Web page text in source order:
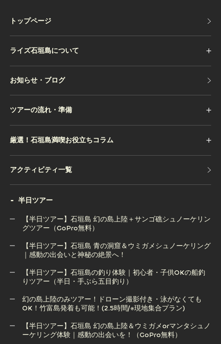
トップページ
ライズ石垣島について
お知らせ・ブログ
ツアーの流れ・準備
厳選！石垣島満喫お役立ちコラム
アクティビティ一覧
半日ツアー
【半日ツアー】石垣島 幻の島上陸＋サンゴ礁シュノーケリン
グツアー（GoPro無料）
【半日ツアー】石垣島 幻の島上陸＋サンゴ礁シュノーケリン
グツアー（GoPro無料）
【半日ツアー】石垣島 青の洞窟＆ウミガメシュノーケリング
｜感動の出会いと神秘の絶景へ！
【半日ツアー】石垣島 青の洞窟＆ウミガメシュノーケリング
【半日ツアー】石垣島の釣り体験｜初心者・子供OKの船釣
りツアー（半日・手ぶら五目釣り）
【半日ツアー】石垣島の釣り体験｜初心者・子供OKの船釣
幻の島上陸のみツアー！ドローン撮影付き・泳がなくても
OK！竹富島発着も可能！(2.5時間/※現地集合プラン)
幻の島上陸のみツアー！ドローン撮影付き・泳がなくても
【半日ツアー】石垣島 幻の島上陸＆ウミガメorマンタシュノ
ーケリング体験｜感動の出会いを！（GoPro無料）